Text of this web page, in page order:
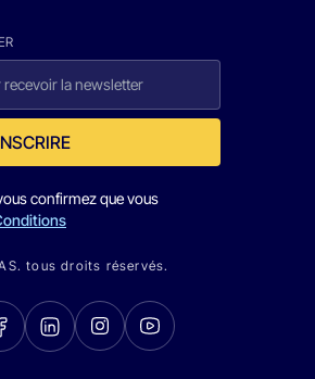
confirmez que vous
tous droits réservés.